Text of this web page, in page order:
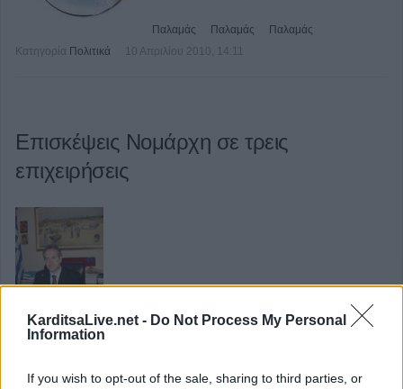
KarditsaLive.net - Do Not Process My Personal
Information
If you wish to opt-out of the sale, sharing to third parties, or
Παλαμάς Παλαμάς
Παλαμάς
Κατηγορία Πολιτικά 10 Απριλίου 2010, 14:11
Επισκέψεις Νομάρχη σε τρεις
επιχειρήσεις
«Στηρίζοντας τις τοπικές επιχειρήσεις στηρίζουμε
μας» είναι το βασικό μήνυμα που μεταφέρουν στις επισκέψεις που